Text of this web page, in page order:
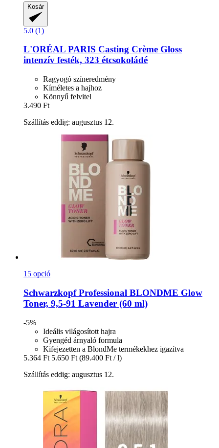
Kosár
5.0 (1)
L'ORÉAL PARIS Casting Crème Gloss
intenzív festék, 323 étcsokoládé
Ragyogó színeredmény
Kíméletes a hajhoz
Könnyű felvitel
3.490 Ft
Szállítás eddig: augusztus 12.
15 opció
Schwarzkopf Professional BLONDME Glow
Toner, 9,5-​91 Lavender (60 ml)
-5%
Ideális világosított hajra
Gyengéd árnyaló formula
Kifejezetten a BlondMe termékekhez igazítva
5.364 Ft 5.650 Ft (89.400 Ft / l)
Szállítás eddig: augusztus 12.